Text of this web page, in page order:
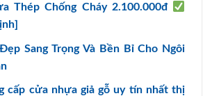
Thép Chống Cháy 2.100.000đ
Sang Trọng Và Bền Bỉ Cho Ngôi
cấp cửa nhựa giả gỗ uy tín nhất thị